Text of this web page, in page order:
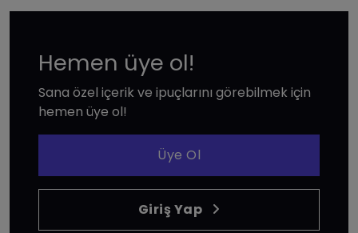
Hemen üye ol!
Sana özel içerik ve ipuçlarını görebilmek için
hemen üye ol!
Üye Ol
Giriş Yap